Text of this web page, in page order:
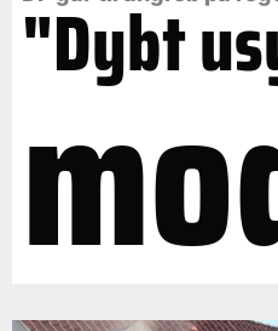
"Dybt